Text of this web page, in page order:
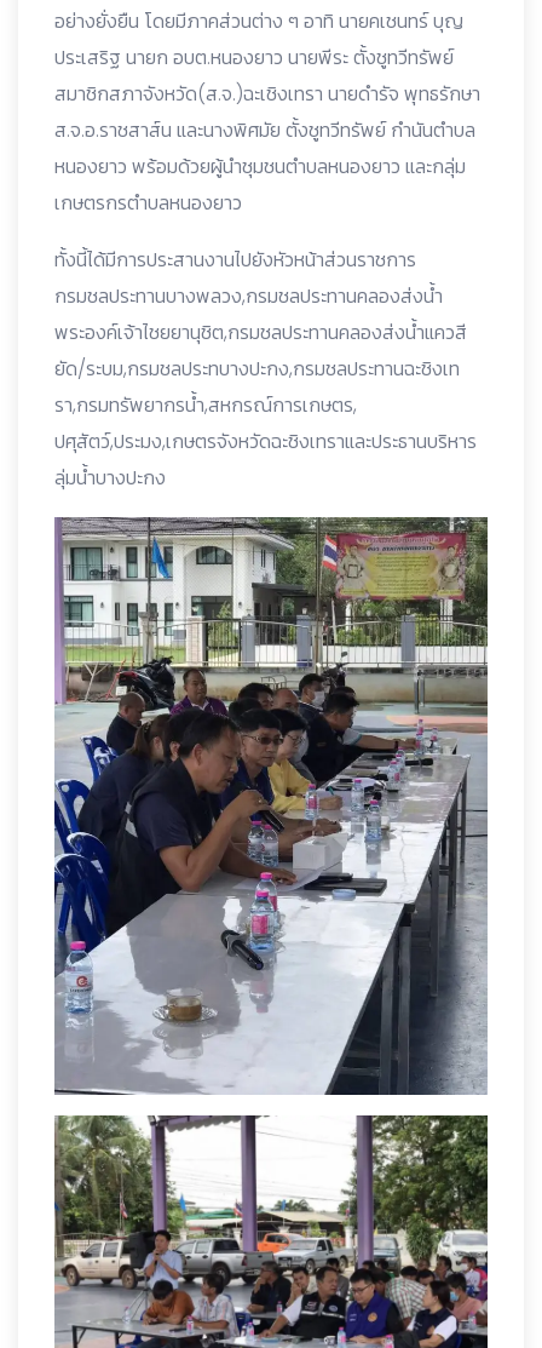
อย่างยั่งยืน โดยมีภาคส่วนต่าง ๆ อาทิ นายคเชนทร์ บุญ
ประเสริฐ นายก อบต.หนองยาว นายพีระ ตั้งชูทวีทรัพย์
สมาชิกสภาจังหวัด(ส.จ.)ฉะเชิงเทรา นายดำรัจ พุทธรักษา
ส.จ.อ.ราชสาส์น และนางพิศมัย ตั้งชูทวีทรัพย์ กำนันตำบล
หนองยาว พร้อมด้วยผู้นำชุมชนตำบลหนองยาว และกลุ่ม
เกษตรกรตำบลหนองยาว
ทั้งนี้ได้มีการประสานงานไปยังหัวหน้าส่วนราชการ
กรมชลประทานบางพลวง,กรมชลประทานคลองส่งน้ำ
พระองค์เจ้าไชยยานุชิต,กรมชลประทานคลองส่งน้ำแควสี
ยัด/ระบม,กรมชลประทบางปะกง,กรมชลประทานฉะชิงเท
รา,กรมทรัพยากรน้ำ,สหกรณ์การเกษตร,
ปศุสัตว์,ประมง,เกษตรจังหวัดฉะชิงเทราและประธานบริหาร
ลุ่มน้ำบางปะกง